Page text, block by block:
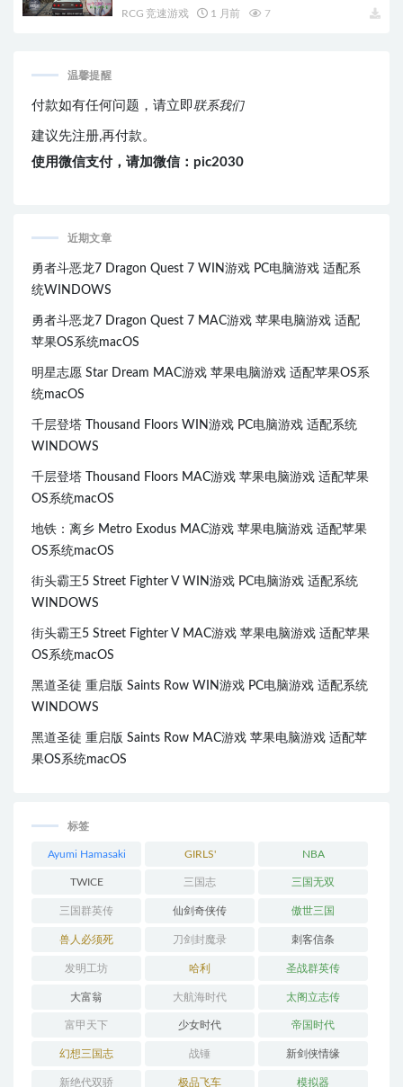
RCG 竞速游戏 1 月前 7
温馨提醒
付款如有任何问题，请立即联系我们
建议先注册,再付款。
使用微信支付，请加微信：pic2030
近期文章
勇者斗恶龙7 Dragon Quest 7 WIN游戏 PC电脑游戏 适配系
统WINDOWS
勇者斗恶龙7 Dragon Quest 7 MAC游戏 苹果电脑游戏 适配
苹果OS系统macOS
明星志愿 Star Dream MAC游戏 苹果电脑游戏 适配苹果OS系
统macOS
千层登塔 Thousand Floors WIN游戏 PC电脑游戏 适配系统
WINDOWS
千层登塔 Thousand Floors MAC游戏 苹果电脑游戏 适配苹果
OS系统macOS
地铁：离乡 Metro Exodus MAC游戏 苹果电脑游戏 适配苹果
OS系统macOS
街头霸王5 Street Fighter V WIN游戏 PC电脑游戏 适配系统
WINDOWS
街头霸王5 Street Fighter V MAC游戏 苹果电脑游戏 适配苹果
OS系统macOS
黑道圣徒 重启版 Saints Row WIN游戏 PC电脑游戏 适配系统
WINDOWS
黑道圣徒 重启版 Saints Row MAC游戏 苹果电脑游戏 适配苹
果OS系统macOS
标签
Ayumi Hamasaki GIRLS'
GENERATION
NBA
TWICE 三国志 三国无双
三国群英传 仙剑奇侠传 傲世三国
兽人必须死 刀剑封魔录 刺客信条
发明工坊 哈利 圣战群英传
大富翁 大航海时代 太阁立志传
富甲天下 少女时代 帝国时代
幻想三国志 战锤 新剑侠情缘
新绝代双骄 极品飞车 模拟器